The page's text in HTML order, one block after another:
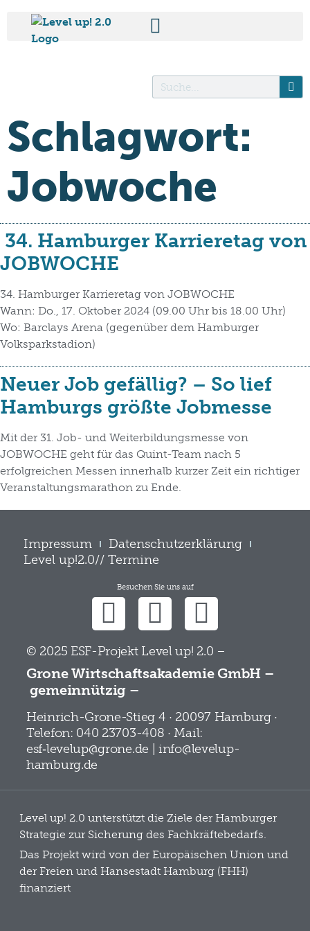
Schlagwort:
Jobwoche
34. Hamburger Karrieretag von
JOBWOCHE
34. Hamburger Karrieretag von JOBWOCHE
Wann: Do., 17. Oktober 2024 (09.00 Uhr bis 18.00 Uhr)
Wo: Barclays Arena (gegenüber dem Hamburger
Volksparkstadion)
Neuer Job gefällig? – So lief
Hamburgs größte Jobmesse
Mit der 31. Job- und Weiterbildungsmesse von
JOBWOCHE geht für das Quint-Team nach 5
erfolgreichen Messen innerhalb kurzer Zeit ein richtiger
Veranstaltungsmarathon zu Ende.
Impressum
Datenschutzerklärung
Level up!2.0// Termine
Besuchen Sie uns auf
© 2025 ESF-Projekt Level up! 2.0 –
Grone Wirtschaftsakademie GmbH –
gemeinnützig –
Heinrich-Grone-Stieg 4 · 20097 Hamburg ·
Telefon: 040 23703-408 · Mail:
esf‑levelup@grone.de | info@levelup-
hamburg.de
Level up! 2.0 unterstützt die Ziele der Hamburger
Strategie zur Sicherung des Fachkräftebedarfs.
Das Projekt wird von der Europäischen Union und
der Freien und Hansestadt Hamburg (FHH)
finanziert